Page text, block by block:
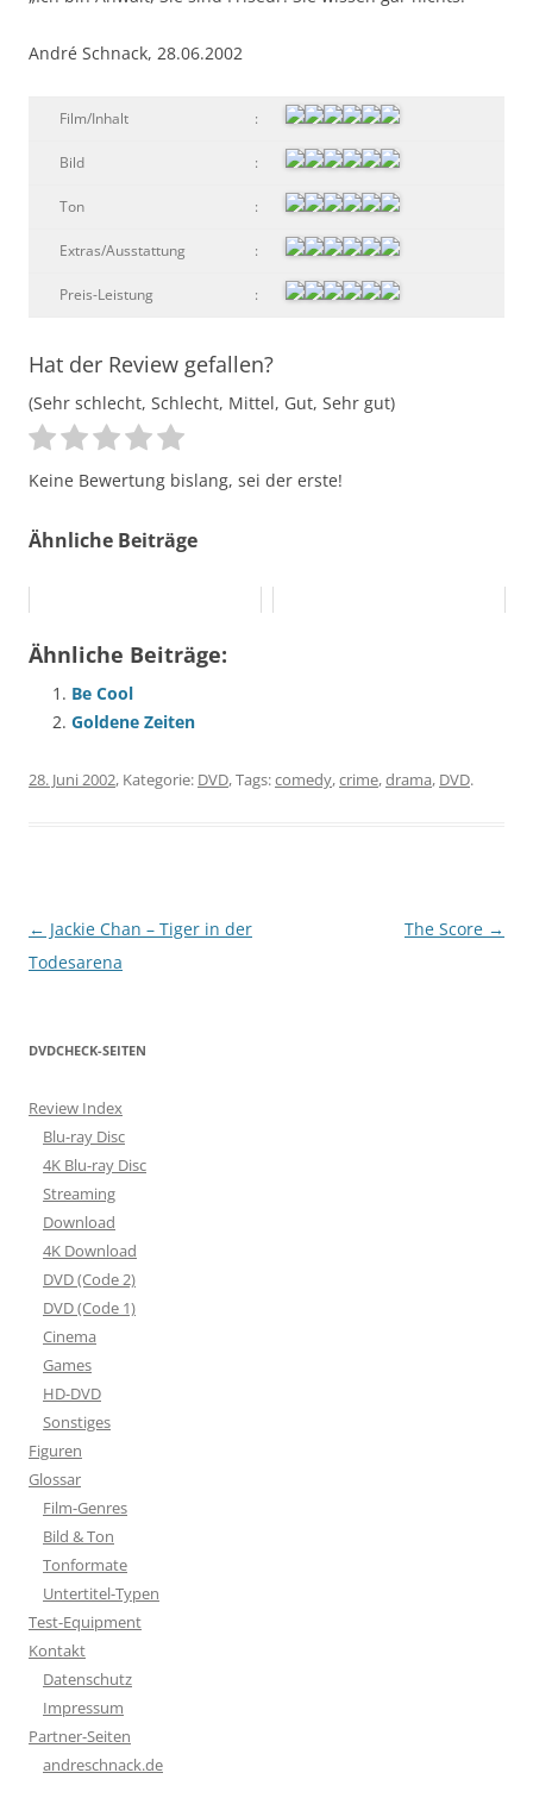
André Schnack, 28.06.2002
Film/Inhalt :
Bild :
Ton :
Extras/Ausstattung :
Preis-Leistung :
Hat der Review gefallen?
(Sehr schlecht, Schlecht, Mittel, Gut, Sehr gut)
Keine Bewertung bislang, sei der erste!
Ähnliche Beiträge
Ähnliche Beiträge:
Be Cool
Goldene Zeiten
28. Juni 2002, Kategorie: DVD, Tags:comedy,crime,drama, DVD.
Beitragsnavigation
← Jackie Chan – Tiger in der
Todesarena
The Score →
DVDCHECK-SEITEN
Review Index
Blu-ray Disc
4K Blu-ray Disc
Streaming
Download
4K Download
DVD (Code 2)
DVD (Code 1)
Cinema
Games
HD-DVD
Sonstiges
Figuren
Glossar
Film-Genres
Bild & Ton
Tonformate
Untertitel-Typen
Test-Equipment
Kontakt
Datenschutz
Impressum
Partner-Seiten
andreschnack.de